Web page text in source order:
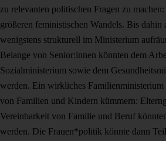
zu relevanten politischen Fragen zu
größeren feministischen Wandels. Bis dahin
wenigstens strukturell im Ministerium
Belange von Senior:innen könnten dem
Sozialministerium sowie dem
werden. Ein wirkliches Familienministerium
von Familien und Kindern kümmern:
Vereinbarkeit von Familie und Beruf
werden. Die Frauen*politik könnte dann